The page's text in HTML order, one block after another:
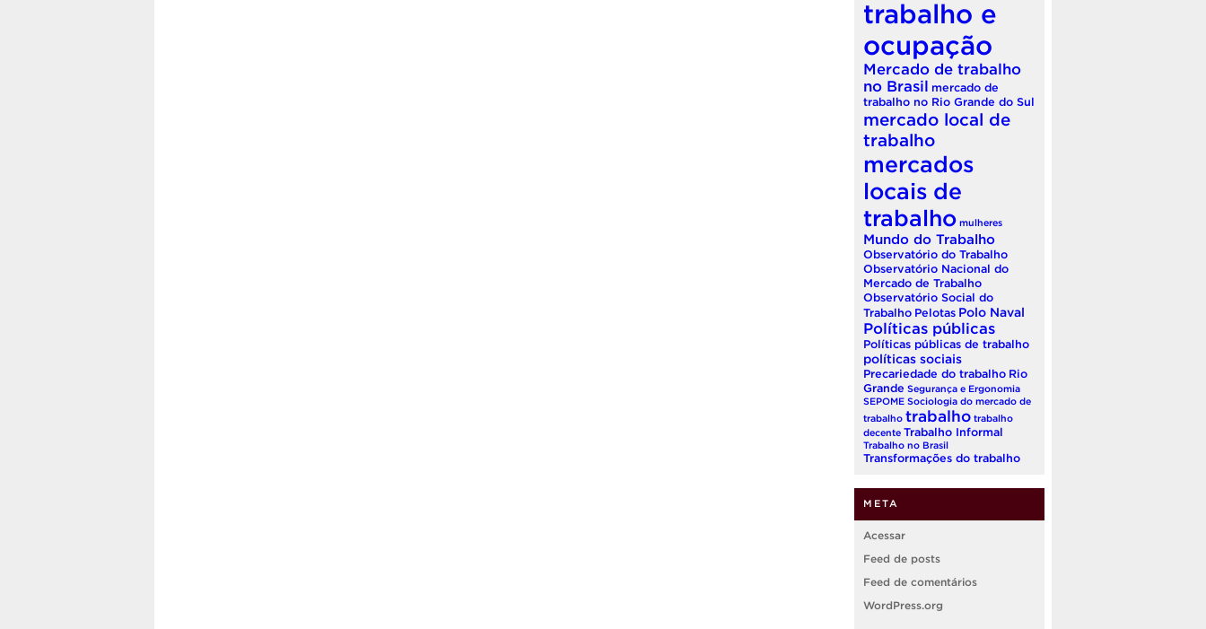
trabalho e
ocupação
Mercado de trabalho
no Brasil mercado de
trabalho no Rio Grande do Sul
mercado local de
trabalho
mercados
locais de
trabalho mulheres
Mundo do Trabalho
Observatório do Trabalho
Observatório Nacional do
Mercado de Trabalho
Observatório Social do
Trabalho Pelotas Polo Naval
Políticas públicas
Políticas públicas de trabalho
políticas sociais
Precariedade do trabalho Rio
Grande Segurança e Ergonomia
SEPOME Sociologia do mercado de
trabalho trabalho trabalho
decente Trabalho Informal
Trabalho no Brasil
Transformações do trabalho
META
Acessar
Feed de posts
Feed de comentários
WordPress.org